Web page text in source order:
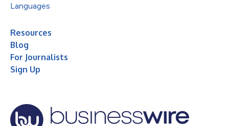
Languages
Resources
Blog
For Journalists
Sign Up